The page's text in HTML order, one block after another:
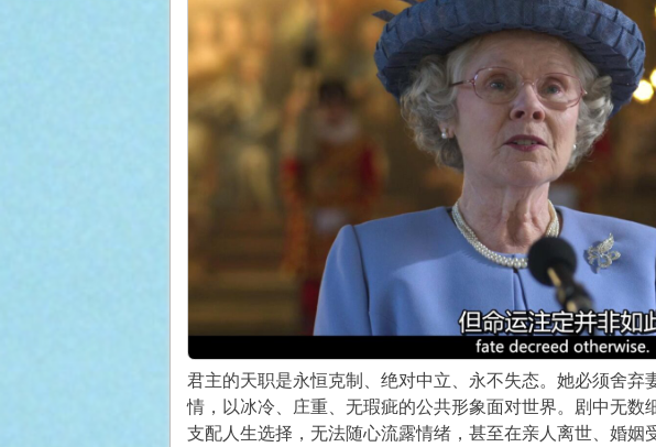
君主的天职是永恒克制、绝对中立、永不失态。她必须舍弃
情，以冰冷、庄重、无瑕疵的公共形象面对世界。剧中无数
支配人生选择，无法随心流露情绪，甚至在亲人离世、婚姻